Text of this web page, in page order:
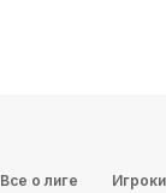
Все о лиге Игроки